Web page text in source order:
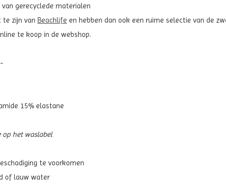
gerecyclede materialen
zijn van Beachlife en hebben dan ook een ruime selectie van de
te koop in de webshop.
15% elastane
het waslabel
te voorkomen
of lauw water